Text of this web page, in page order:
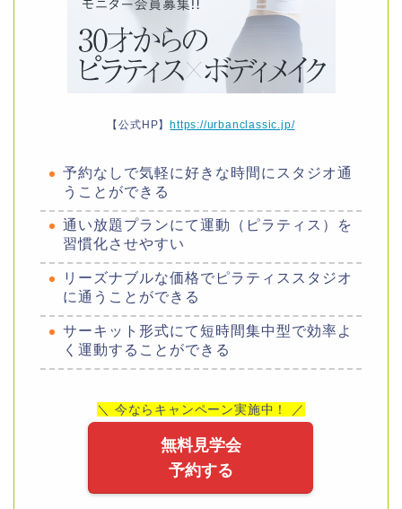
【公式HP】https://urbanclassic.jp/
予約なしで気軽に好きな時間にスタジオ通
うことができる
通い放題プランにて運動（ピラティス）を
習慣化させやすい
リーズナブルな価格でピラティススタジオ
に通うことができる
サーキット形式にて短時間集中型で効率よ
く運動することができる
＼ 今ならキャンペーン実施中！ ／
無料見学会
予約する